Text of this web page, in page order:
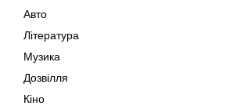
Авто
Література
Музика
Дозвілля
Кіно